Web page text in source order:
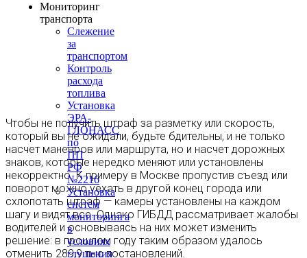
Мониторинг
транспорта
Слежение
за
транспортом
Контроль
расхода
топлива
Установка
ЭРА-
ГЛОНАСС
по
ПП
РФ
№2216
Установка
систем
мониторинга
в
условиях
глушения
Чтобы не получить штраф за разметку или скорость,
который вы не ожидали, будьте бдительны, и не только
насчет маневров или маршрута, но и насчет дорожных
знаков, которые нередко меняют или установлены
некорректно. К примеру в Москве пропустив съезд или
поворот можно уехать в другой конец города или
схлопотать штраф — камеры установлены на каждом
шагу и видят все. Однако ГИБДД рассматривает жалобы
водителей и основываясь на них может изменить
решение: в прошлом году таким образом удалось
отменить 289,9 тыс постановлений.